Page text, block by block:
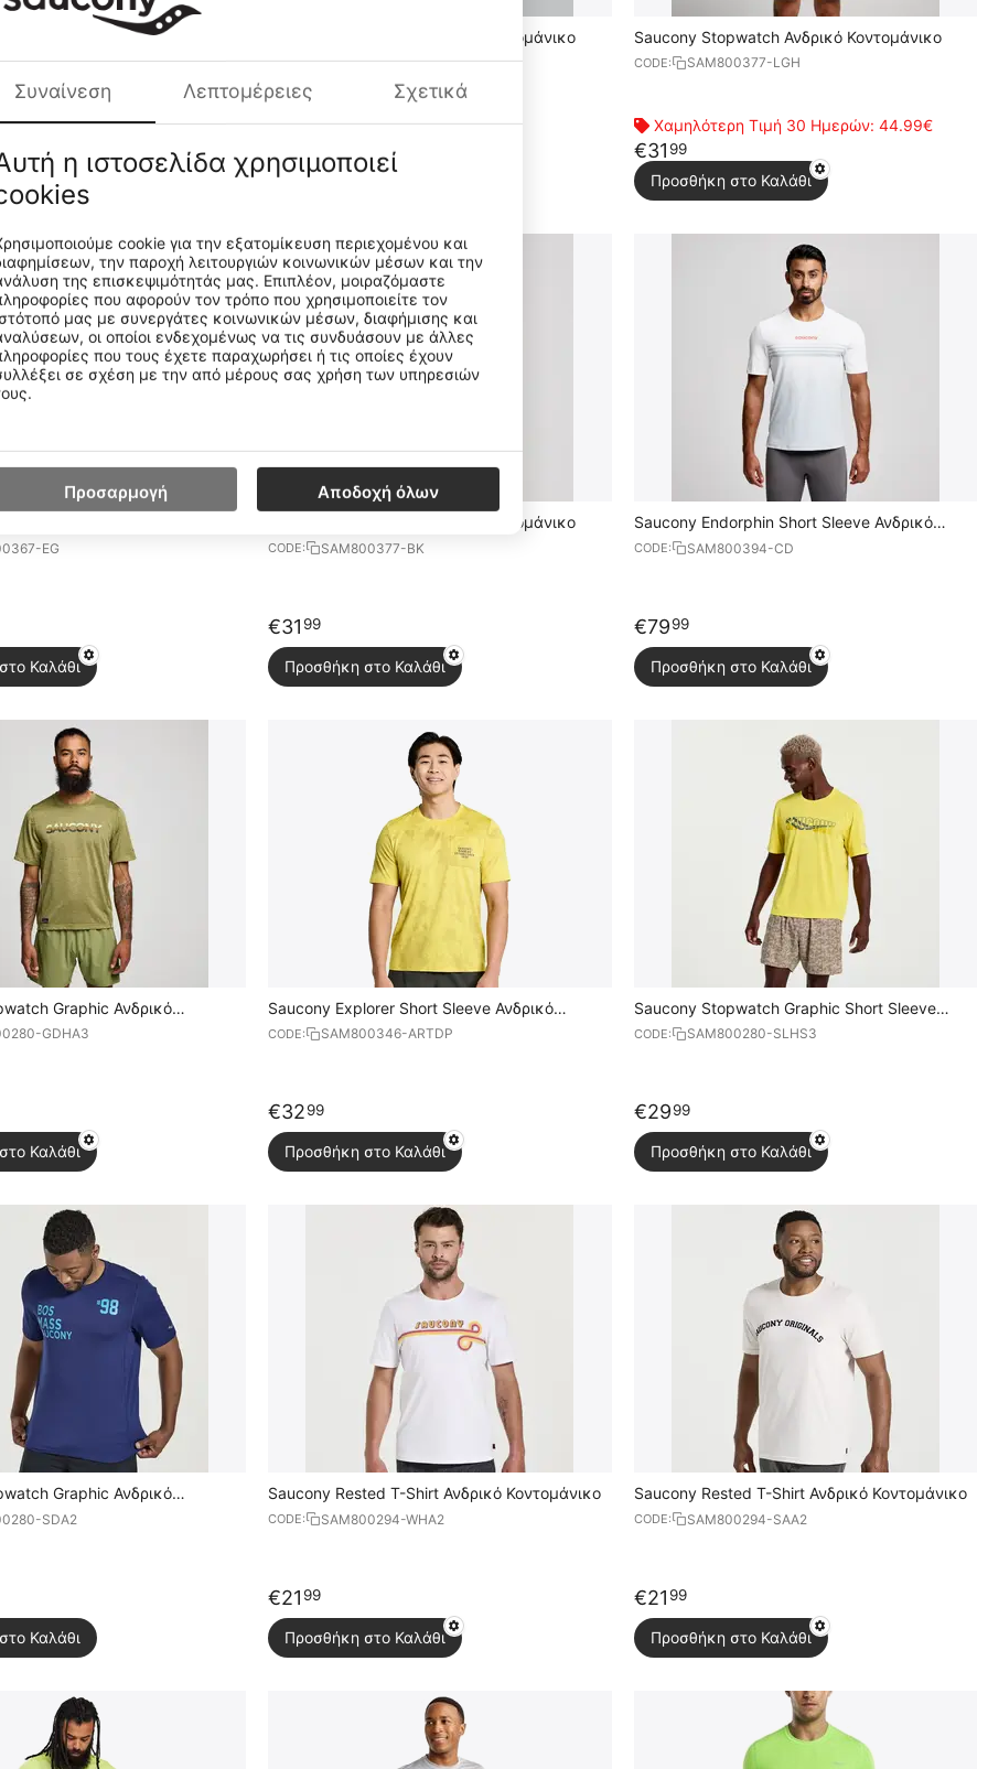
Ανδρικό Κοντομάνικο
SVH
Καλάθι
Saucony Stopwatch Ανδρικό Κοντομάνικο
CODE: SAM800377-OVH
Προσθήκη στο Καλάθι
Saucony Stopwatch Ανδρικό Κοντομάνικο
CODE: SAM800377-LGH
Χαμηλότερη Τιμή 30 Ημερών: 44.99€
€31 99
Προσθήκη στο Καλάθι
Ανδρικό Κοντομάνικο
EG
Καλάθι
Saucony Stopwatch Ανδρικό Κοντομάνικο
CODE: SAM800377-BK
€31 99
Προσθήκη στο Καλάθι
Saucony Endorphin Short Sleeve Ανδρικό
Κοντομάνικο
CODE: SAM800394-CD
€7999
Προσθήκη στο Καλάθι
Graphic Ανδρικό
GDHA3
Καλάθι
Saucony Explorer Short Sleeve Ανδρικό
Κοντομάνικο
CODE: SAM800346-ARTDP
€3299
Προσθήκη στο Καλάθι
Saucony Stopwatch Graphic Short Sleeve
Ανδρικό Κοντομάνικο
CODE: SAM800280-SLHS3
€2999
Προσθήκη στο Καλάθι
Graphic Ανδρικό
SDA2
Καλάθι
Saucony Rested T-Shirt Ανδρικό Κοντομάνικο
CODE: SAM800294-WHA2
€21 99
Προσθήκη στο Καλάθι
Saucony Rested T-Shirt Ανδρικό Κοντομάνικο
CODE: SAM800294-SAA2
€21 99
Προσθήκη στο Καλάθι
Συναίνεση Λεπτομέρειες Σχετικά
η ιστοσελίδα χρησιμοποιεί
cookie για την εξατομίκευση περιεχομένου και
την παροχή λειτουργιών κοινωνικών μέσων και την
της επισκεψιμότητάς μας. Επιπλέον, μοιραζόμαστε
που αφορούν τον τρόπο που χρησιμοποιείτε τον
μας με συνεργάτες κοινωνικών μέσων, διαφήμισης και
οι οποίοι ενδεχομένως να τις συνδυάσουν με άλλες
που τους έχετε παραχωρήσει ή τις οποίες έχουν
σε σχέση με την από μέρους σας χρήση των υπηρεσιών
Necessary Cookies 3
1
3
Προσαρμογή Αποδοχή όλων